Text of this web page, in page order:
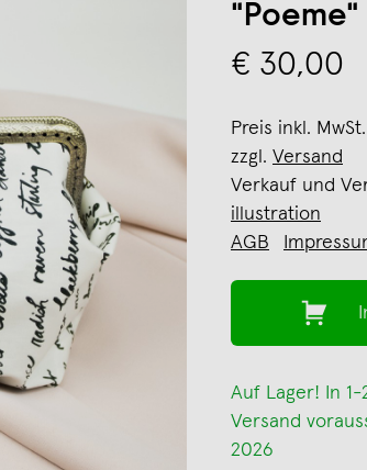
"Poeme"
€ 30,00
Preis inkl.
zzgl. Versand
Verkauf und
illustration
AGB
Auf Lager! In 1-
Versand
2026